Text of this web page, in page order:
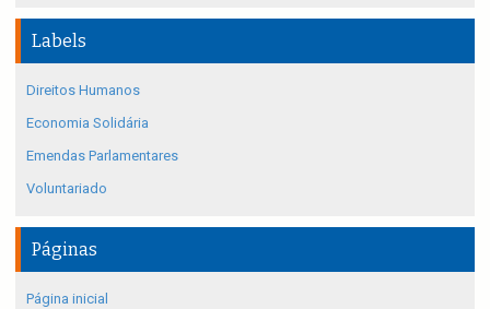
Labels
Direitos Humanos
Economia Solidária
Emendas Parlamentares
Voluntariado
Páginas
Página inicial